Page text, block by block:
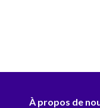
À propos de